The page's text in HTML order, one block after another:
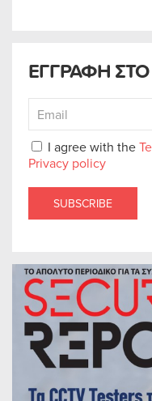
ΕΓΓΡΑΦΗ ΣΤΟ
I agree with the
Privacy policy
SUBSCRIBE